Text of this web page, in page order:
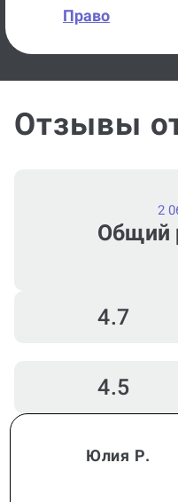
Право
Отзывы
Общий
2
4.7
4.5
Юлия Р.